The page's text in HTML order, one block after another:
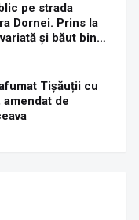
pe strada
Dornei. Prins la
și băut bine,
Tișăuții cu
de